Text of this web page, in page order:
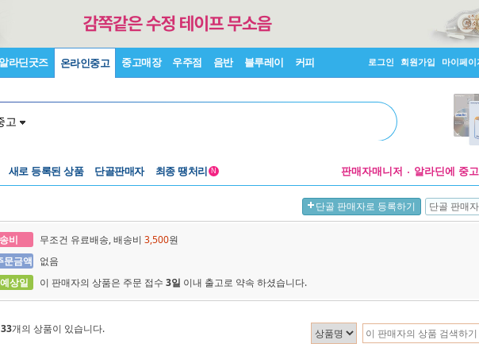
라딘굿즈 온라인중고 중고매장 우주점 음반 블루레이 커피 로그인 회원가입 마이페이
고
새로 등록된 상품 단골판매자 최종 땡처리 N 판매자매니저 알라딘에 중고
단골 판매자로 등록하기 단골 판매
비 무조건 유료배송, 배송비 3,500원
문금액
없음
상일
이 판매자의 상품은 주문 접수 3일 이내 출고로 약속 하셨습니다.
33개의 상품이 있습니다.